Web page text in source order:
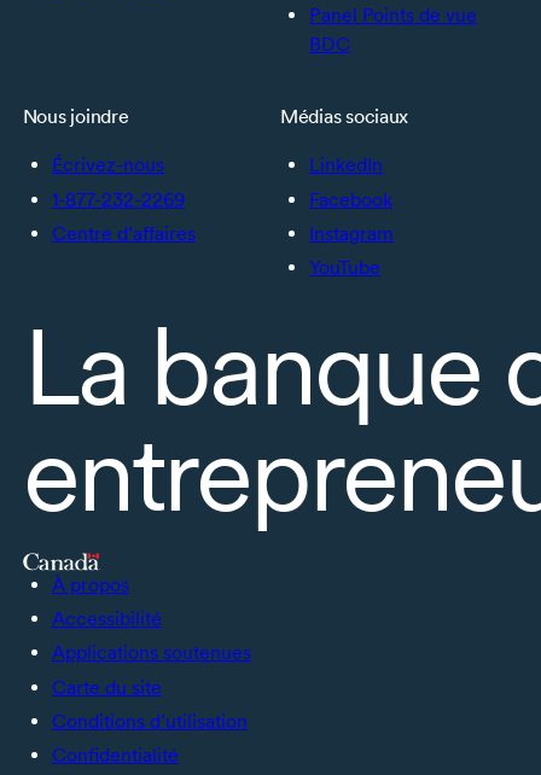
Panel Points de vue
BDC
Nous joindre
Écrivez-nous
1-877-232-2269
Centre d’affaires
Médias sociaux
LinkedIn
Facebook
Instagram
YouTube
La banque
À propos
Accessibilité
Applications soutenues
Carte du site
Conditions d’utilisation
Confidentialité